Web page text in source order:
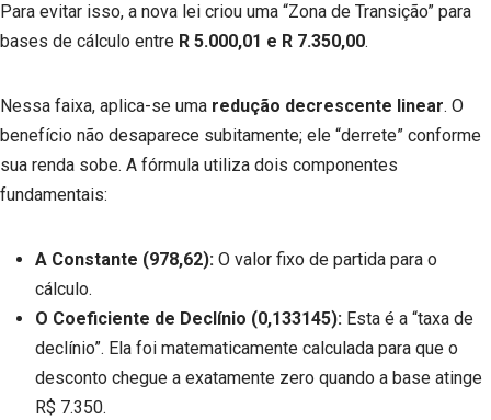
Para evitar isso, a nova lei criou uma “Zona de Transição” para
bases de cálculo entre R 5.000,01 e R 7.350,00.
Nessa faixa, aplica-se uma redução decrescente linear. O
benefício não desaparece subitamente; ele “derrete” conforme
sua renda sobe. A fórmula utiliza dois componentes
fundamentais:
A Constante (978,62): O valor fixo de partida para o
cálculo.
O Coeficiente de Declínio (0,133145): Esta é a “taxa de
declínio”. Ela foi matematicamente calculada para que o
desconto chegue a exatamente zero quando a base atinge
R$ 7.350.